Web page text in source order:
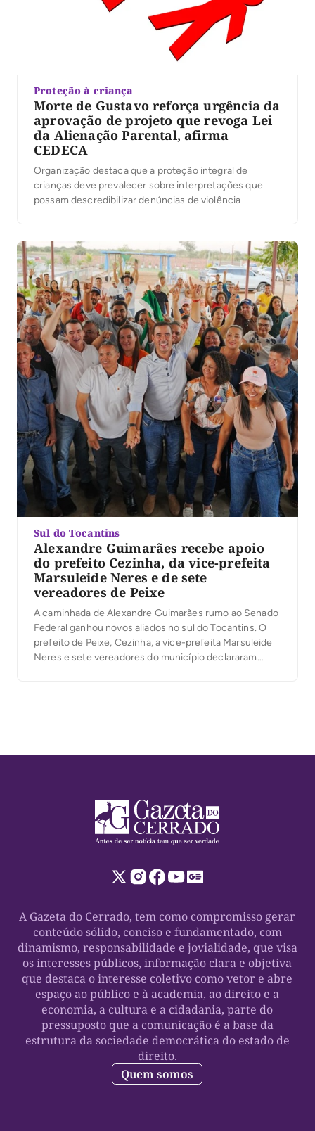
Proteção à criança
Morte de Gustavo reforça urgência da
aprovação de projeto que revoga Lei
da Alienação Parental, afirma
CEDECA
Organização destaca que a proteção integral de
crianças deve prevalecer sobre interpretações que
possam descredibilizar denúncias de violência
Sul do Tocantins
Alexandre Guimarães recebe apoio
do prefeito Cezinha, da vice-prefeita
Marsuleide Neres e de sete
vereadores de Peixe
A caminhada de Alexandre Guimarães rumo ao Senado
Federal ganhou novos aliados no sul do Tocantins. O
prefeito de Peixe, Cezinha, a vice-prefeita Marsuleide
Neres e sete vereadores do município declararam
A Gazeta do Cerrado, tem como compromisso gerar
conteúdo sólido, conciso e fundamentado, com
dinamismo, responsabilidade e jovialidade, que visa
os interesses públicos, informação clara e objetiva
que destaca o interesse coletivo como vetor e abre
espaço ao público e à academia, ao direito e a
economia, a cultura e a cidadania, parte do
pressuposto que a comunicação é a base da
estrutura da sociedade democrática do estado de
direito.
Quem somos